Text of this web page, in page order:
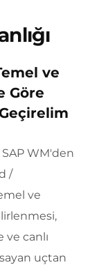
ve
Göre
WM'den
/
ve
ve canlı
uçtan